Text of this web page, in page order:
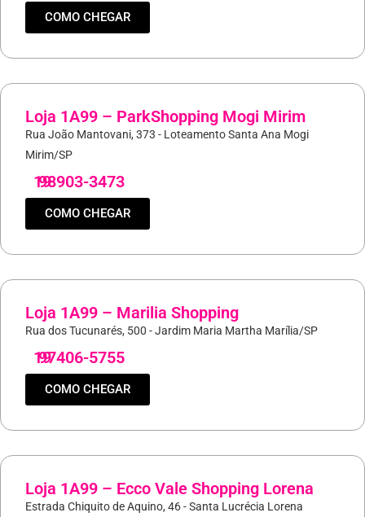
COMO CHEGAR
Loja 1A99 – ParkShopping Mogi Mirim
Rua João Mantovani, 373 - Loteamento Santa Ana Mogi
Mirim/SP
19
98903-3473
COMO CHEGAR
Loja 1A99 – Marilia Shopping
Rua dos Tucunarés, 500 - Jardim Maria Martha Marília/SP
19
97406-5755
COMO CHEGAR
Loja 1A99 – Ecco Vale Shopping Lorena
Estrada Chiquito de Aquino, 46 - Santa Lucrécia Lorena